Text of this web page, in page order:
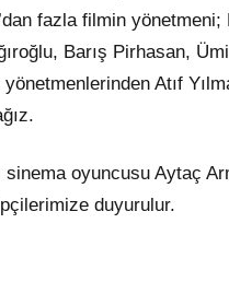
fazla filmin
Barış Pirhasan,
yönetmenlerinden Atıf
sinema oyuncusu Aytaç
duyurulur.